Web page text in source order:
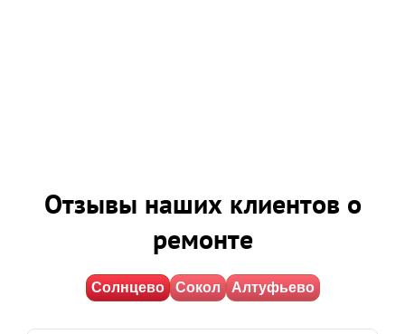
Отзывы наших клиентов о
ремонте
Солнцево Сокол Алтуфьево